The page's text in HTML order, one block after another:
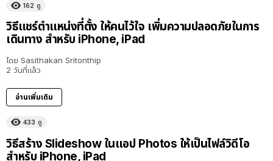
162 ดู
วิธีแชร์ตำแหน่งที่ตั้ง ให้คนไว้ใจ เพิ่มความปลอดภัยในการ
เดินทาง สำหรับ iPhone, iPad
โดย Sasithakan Sritonthip
2 วันที่แล้ว
อ่านเพิ่มเติม
433 ดู
วิธีสร้าง Slideshow ในแอป Photos ให้เป็นไฟล์วิดีโอ
สำหรับ iPhone, iPad